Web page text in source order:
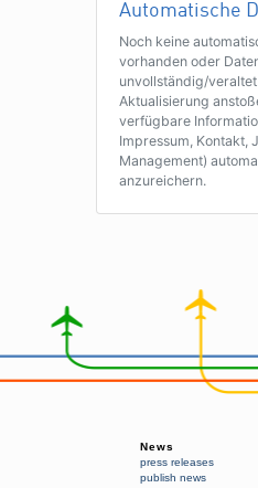
Automatische
Noch keine
vorhanden oder
unvollständig/
Aktualisierung
verfügbare
Impressum, Kontakt,
Management)
anzureichern.
News
press releases
publish news